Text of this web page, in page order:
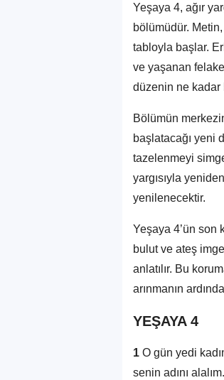
Yeşaya 4, ağır
bölümüdür.
tabloyla başlar.
ve yaşanan
düzenin ne kadar
Bölümün
başlatacağı yeni
tazelenmeyi
yargısıyla
yenilenecektir.
Yeşaya 4’ün son
bulut ve ateş
anlatılır. Bu
arınmanın
YEŞAYA 4
1 O gün yedi
senin adını